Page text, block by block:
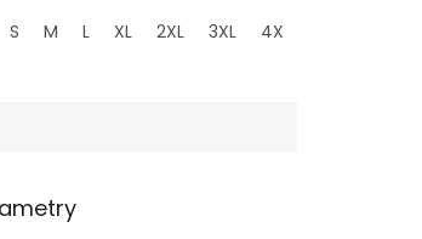
S M L XL 2XL 3XL 4XL